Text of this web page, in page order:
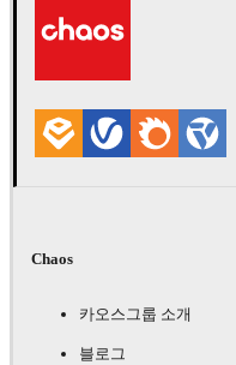
Chaos
카오스그룹 소개
블로그